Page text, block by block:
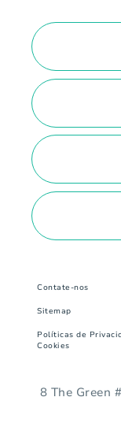
Contate-nos
Sitemap
Políticas de
Cookies
8 The Green